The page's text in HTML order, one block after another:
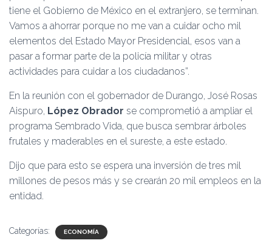
tiene el Gobierno de México en el extranjero, se terminan.
Vamos a ahorrar porque no me van a cuidar ocho mil
elementos del Estado Mayor Presidencial, esos van a
pasar a formar parte de la policía militar y otras
actividades para cuidar a los ciudadanos”.
En la reunión con el gobernador de Durango, José Rosas
Aispuro, López Obrador se comprometió a ampliar el
programa Sembrado Vida, que busca sembrar árboles
frutales y maderables en el sureste, a este estado.
Dijo que para esto se espera una inversión de tres mil
millones de pesos más y se crearán 20 mil empleos en la
entidad.
Categorías: ECONOMÍA